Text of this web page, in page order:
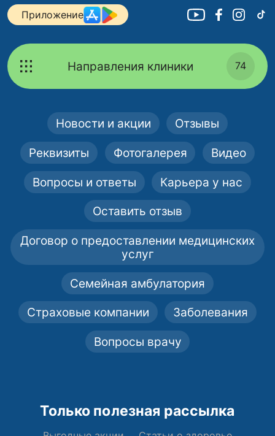
Приложение
Направления клиники 74
Новости и акции Отзывы
Реквизиты Фотогалерея Видео
Вопросы и ответы Карьера у нас
Оставить отзыв
Договор о предоставлении медицинских
услуг
Семейная амбулатория
Страховые компании Заболевания
Вопросы врачу
Только полезная рассылка